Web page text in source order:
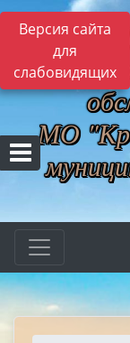
Версия сайта
для
слабовидящих
МБУ
МО